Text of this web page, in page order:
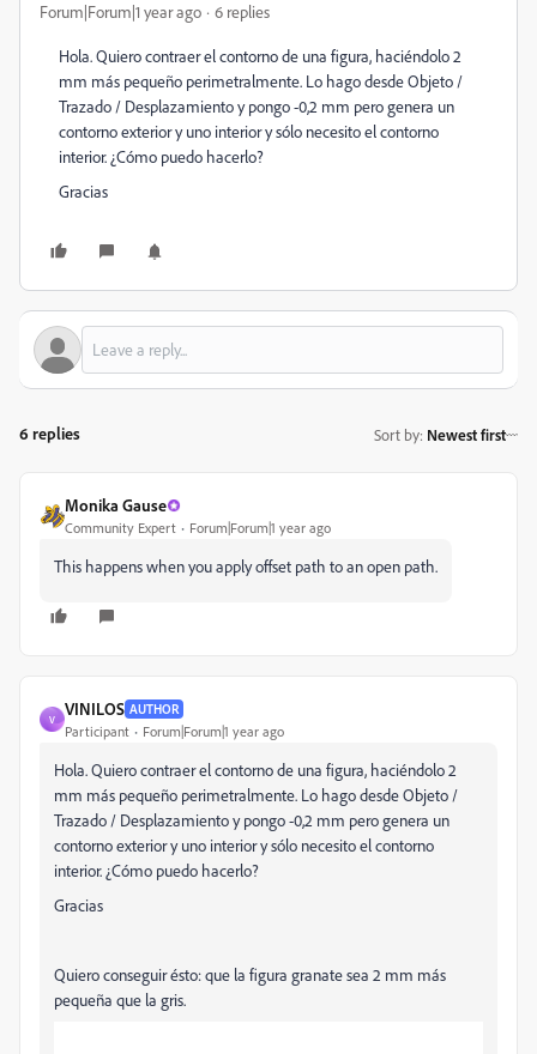
Forum|Forum|1 year ago 6 replies
Hola. Quiero contraer el contorno de una figura, haciéndolo 2
mm más pequeño perimetralmente. Lo hago desde Objeto /
Trazado / Desplazamiento y pongo -0,2 mm pero genera un
contorno exterior y uno interior y sólo necesito el contorno
interior. ¿Cómo puedo hacerlo?
Gracias
6 replies Sort by: Newest first
Monika Gause
Community Expert Forum|Forum|1 year ago
This happens when you apply offset path to an open path.
V
VINILOS AUTHOR
Participant Forum|Forum|1 year ago
Hola. Quiero contraer el contorno de una figura, haciéndolo 2
mm más pequeño perimetralmente. Lo hago desde Objeto /
Trazado / Desplazamiento y pongo -0,2 mm pero genera un
contorno exterior y uno interior y sólo necesito el contorno
interior. ¿Cómo puedo hacerlo?
Gracias
Quiero conseguir ésto: que la figura granate sea 2 mm más
pequeña que la gris.